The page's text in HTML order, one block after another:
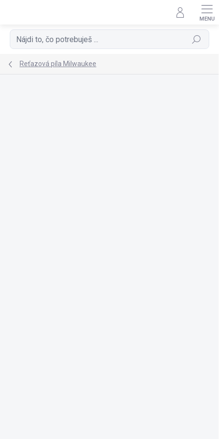
Hľadať
Reťazová píla Milwaukee